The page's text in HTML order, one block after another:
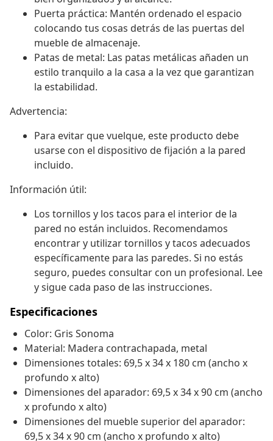
Puerta práctica: Mantén ordenado el espacio
colocando tus cosas detrás de las puertas del
mueble de almacenaje.
Patas de metal: Las patas metálicas añaden un
estilo tranquilo a la casa a la vez que garantizan
la estabilidad.
Advertencia:
Para evitar que vuelque, este producto debe
usarse con el dispositivo de fijación a la pared
incluido.
Información útil:
Los tornillos y los tacos para el interior de la
pared no están incluidos. Recomendamos
encontrar y utilizar tornillos y tacos adecuados
específicamente para las paredes. Si no estás
seguro, puedes consultar con un profesional. Lee
y sigue cada paso de las instrucciones.
Especificaciones
Color: Gris Sonoma
Material: Madera contrachapada, metal
Dimensiones totales: 69,5 x 34 x 180 cm (ancho x
profundo x alto)
Dimensiones del aparador: 69,5 x 34 x 90 cm (ancho
x profundo x alto)
Dimensiones del mueble superior del aparador:
69,5 x 34 x 90 cm (ancho x profundo x alto)